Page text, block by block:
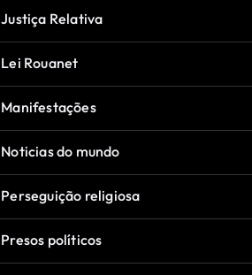
Justiça Relativa
Lei Rouanet
Manifestações
Noticias do mundo
Perseguição religiosa
Presos políticos